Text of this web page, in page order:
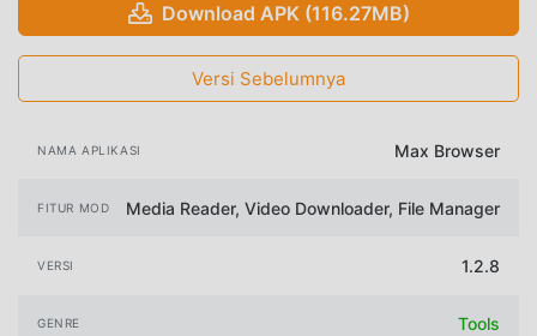
Download APK (116.27MB)
Versi Sebelumnya
NAMA APLIKASI Max Browser
FITUR MOD Media Reader, Video Downloader, File Manager
VERSI 1.2.8
GENRE Tools